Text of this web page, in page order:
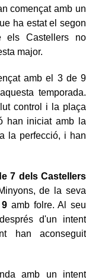
començat amb un
ha estat el segon
els Castellers no
major.
amb el 3 de 9
temporada.
control i la plaça
han iniciat amb la
la perfecció, i han
7 dels Castellers
de la seva
amb folre. Al seu
d'un intent
han aconseguit
amb un intent